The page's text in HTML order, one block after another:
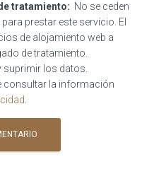
tratamiento: No se ceden
prestar este servicio. El
de alojamiento web a
de tratamiento.
suprimir los datos.
consultar la información